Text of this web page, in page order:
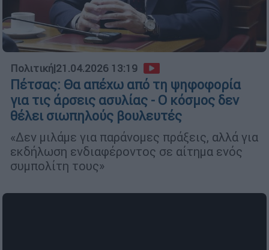
Πολιτική|21.04.2026 13:19
Πέτσας: Θα απέχω από τη ψηφοφορία
για τις άρσεις ασυλίας - Ο κόσμος δεν
θέλει σιωπηλούς βουλευτές
«Δεν μιλάμε για παράνομες πράξεις, αλλά για
εκδήλωση ενδιαφέροντος σε αίτημα ενός
συμπολίτη τους»